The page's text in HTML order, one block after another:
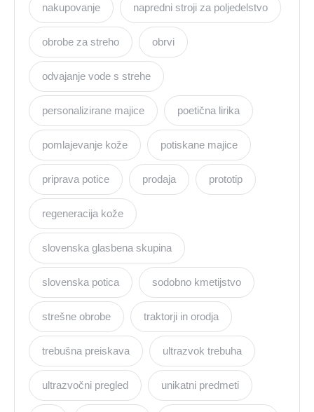
nakupovanje napredni stroji za poljedelstvo
obrobe za streho obrvi
odvajanje vode s strehe
personalizirane majice poetična lirika
pomlajevanje kože potiskane majice
priprava potice prodaja prototip
regeneracija kože
slovenska glasbena skupina
slovenska potica sodobno kmetijstvo
strešne obrobe traktorji in orodja
trebušna preiskava ultrazvok trebuha
ultrazvočni pregled unikatni predmeti